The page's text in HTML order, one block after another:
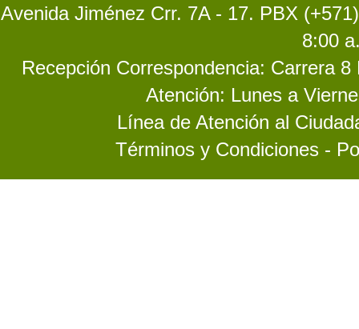
Avenida Jiménez Crr. 7A - 17. PBX
8:00
Recepción Correspondencia: Carrera
Atención: Lunes a
Línea de Atención al
Términos y Condiciones -